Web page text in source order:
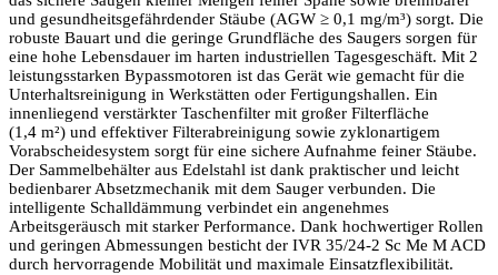
und gesundheitsgefährdender Stäube (AGW ≥ 0,1 mg/m³) sorgt. Die
robuste Bauart und die geringe Grundfläche des Saugers sorgen für
eine hohe Lebensdauer im harten industriellen Tagesgeschäft. Mit 2
leistungsstarken Bypassmotoren ist das Gerät wie gemacht für die
Unterhaltsreinigung in Werkstätten oder Fertigungshallen. Ein
innenliegend verstärkter Taschenfilter mit großer Filterfläche
(1,4 m²) und effektiver Filterabreinigung sowie zyklonartigem
Vorabscheidesystem sorgt für eine sichere Aufnahme feiner Stäube.
Der Sammelbehälter aus Edelstahl ist dank praktischer und leicht
bedienbarer Absetzmechanik mit dem Sauger verbunden. Die
intelligente Schalldämmung verbindet ein angenehmes
Arbeitsgeräusch mit starker Performance. Dank hochwertiger Rollen
und geringen Abmessungen besticht der IVR 35/24-2 Sc Me M ACD
durch hervorragende Mobilität und maximale Einsatzflexibilität.